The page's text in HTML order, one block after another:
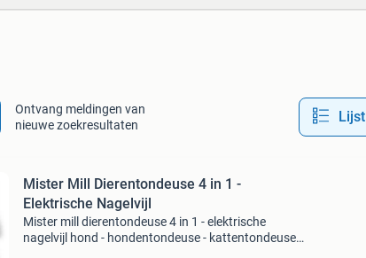
Ontvang meldingen van
nieuwe zoekresultaten
Lijst
Mister Mill Dierentondeuse 4 in 1 -
Elektrische Nagelvijl
Mister mill dierentondeuse 4 in 1 - elektrische
nagelvijl hond - hondentondeuse - kattentondeuse -